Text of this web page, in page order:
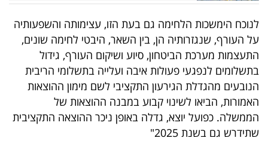
מייל
אדום
פרסמו
באייס
עקבו
לנוכח הימשכות הלחימה גם בעת הזו, עצימותה והשפעותיה
על העורף, שנגזרותיה הן, בין השאר, היבטי לחימה שונים,
התעצמות מערכת הביטחון, סיוע ושיקום העורף, גידול
בתשלומים לנפגעי פעולות איבה ועלייה בתשלומי הריבית
הנובעים מהגדלת הגירעון התקציבי לשם מימון ההוצאות
האמורות, הביאו לשינוי קבוע במבנה ההוצאות של
הממשלה. כפועל יוצא, גדלה באופן ניכר ההוצאה התקציבית
שתידרש גם בשנת 2025"